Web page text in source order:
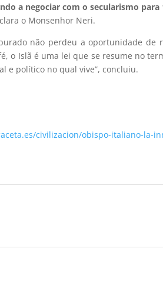
a negociar com o secularismo
o Monsenhor Neri.
não perdeu a oportunidade de
o Islã é uma lei que se resume no
e político no qual vive”, concluiu.
civilizacion/obispo-italiano-la-